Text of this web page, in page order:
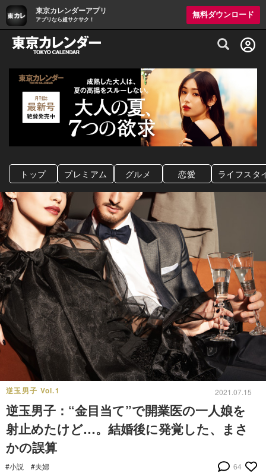
東京カレンダーアプリ
アプリなら超サクサク！
無料ダウンロード
グルメ情報・プレミアムレストラン予約
トップ プレミアム グルメ 恋愛 ライフスタ
逆玉男子 Vol.1 2021.07.15
逆玉男子：“金目当て”で開業医の一人娘を
射止めたけど…。結婚後に発覚した、まさ
かの誤算
#小説 #夫婦 64